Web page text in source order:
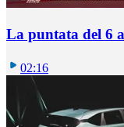
La puntata del 6
02:16